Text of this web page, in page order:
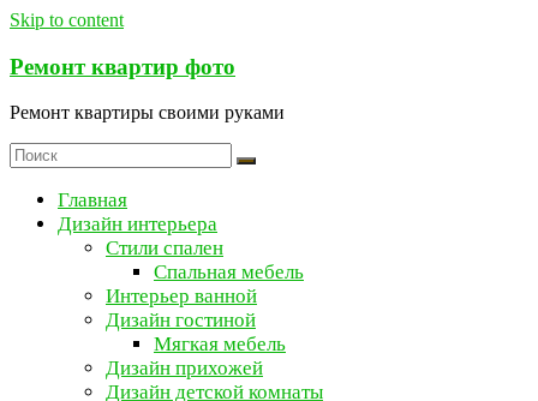
Skip to content
Ремонт квартир фото
Ремонт квартиры своими руками
Главная
Дизайн интерьера
Стили спален
Спальная мебель
Интерьер ванной
Дизайн гостиной
Мягкая мебель
Дизайн прихожей
Дизайн детской комнаты